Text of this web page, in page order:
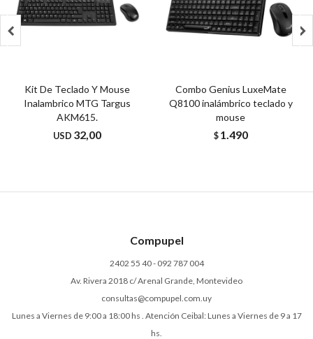
Kit De Teclado Y Mouse
Inalambrico MTG Targus
AKM615.
USD 32,00
Combo Genius LuxeMate
Q8100 inalámbrico teclado y
mouse
$ 1.490
 
Compupel
2402 55 40 - 092 787 004
Av. Rivera 2018 c/ Arenal Grande, Montevideo
consultas@compupel.com.uy
Lunes a Viernes de 9:00 a 18:00 hs . Atención Ceibal: Lunes a Viernes de 9 a 17
hs.